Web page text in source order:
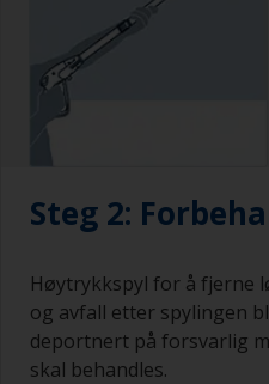
Steg 2:
Høytrykkspyl for å fjerne
og avfall etter spylingen
deportnert på forsvarlig
skal behandles.